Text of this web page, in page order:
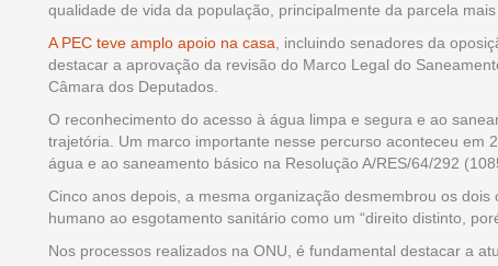
qualidade de vida da população, principalmente da parcela
A PEC teve amplo apoio na casa, incluindo senadores da
destacar a aprovação da revisão do Marco Legal do
Câmara dos Deputados.
O reconhecimento do acesso à água limpa e segura e ao
trajetória. Um marco importante nesse percurso aconteceu em
água e ao saneamento básico na Resolução A/RES/64/292
Cinco anos depois, a mesma organização desmembrou os
humano ao esgotamento sanitário como um “direito distinto,
Nos processos realizados na ONU, é fundamental destacar a